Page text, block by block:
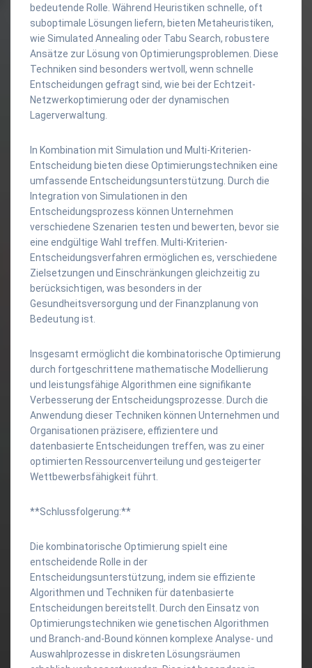
bedeutende Rolle. Während Heuristiken schnelle, oft
suboptimale Lösungen liefern, bieten Metaheuristiken,
wie Simulated Annealing oder Tabu Search, robustere
Ansätze zur Lösung von Optimierungsproblemen. Diese
Techniken sind besonders wertvoll, wenn schnelle
Entscheidungen gefragt sind, wie bei der Echtzeit-
Netzwerkoptimierung oder der dynamischen
Lagerverwaltung.
In Kombination mit Simulation und Multi-Kriterien-
Entscheidung bieten diese Optimierungstechniken eine
umfassende Entscheidungsunterstützung. Durch die
Integration von Simulationen in den
Entscheidungsprozess können Unternehmen
verschiedene Szenarien testen und bewerten, bevor sie
eine endgültige Wahl treffen. Multi-Kriterien-
Entscheidungsverfahren ermöglichen es, verschiedene
Zielsetzungen und Einschränkungen gleichzeitig zu
berücksichtigen, was besonders in der
Gesundheitsversorgung und der Finanzplanung von
Bedeutung ist.
Insgesamt ermöglicht die kombinatorische Optimierung
durch fortgeschrittene mathematische Modellierung
und leistungsfähige Algorithmen eine signifikante
Verbesserung der Entscheidungsprozesse. Durch die
Anwendung dieser Techniken können Unternehmen und
Organisationen präzisere, effizientere und
datenbasierte Entscheidungen treffen, was zu einer
optimierten Ressourcenverteilung und gesteigerter
Wettbewerbsfähigkeit führt.
**Schlussfolgerung:**
Die kombinatorische Optimierung spielt eine
entscheidende Rolle in der
Entscheidungsunterstützung, indem sie effiziente
Algorithmen und Techniken für datenbasierte
Entscheidungen bereitstellt. Durch den Einsatz von
Optimierungstechniken wie genetischen Algorithmen
und Branch-and-Bound können komplexe Analyse- und
Auswahlprozesse in diskreten Lösungsräumen